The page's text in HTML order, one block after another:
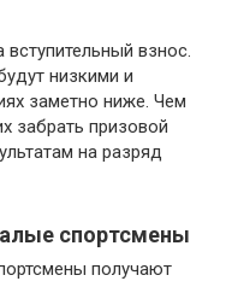
взнос.
низкими и
заметно ниже. Чем
забрать призовой
на разряд
спортсмены
получают